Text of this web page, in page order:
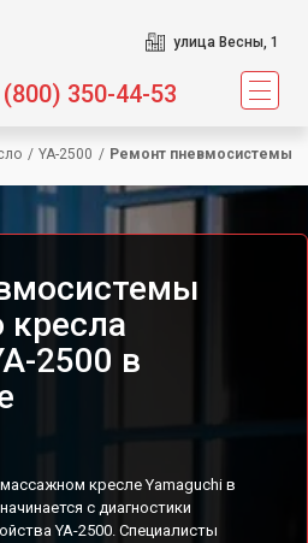
улица Весны, 1
350-44-53
/ YA-2500 / Ремонт пневмосистемы
кресла
2500 в
кресле Yamaguchi в
с диагностики
YA-2500. Специалисты